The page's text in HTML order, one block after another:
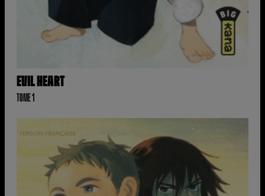
EVIL HEART
TOME 1